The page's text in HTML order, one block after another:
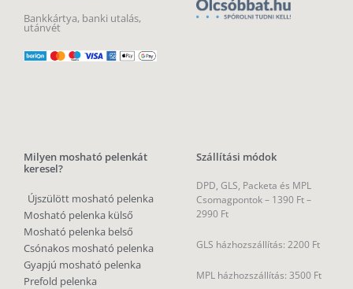
Bankkártya, banki utalás,
utánvét
Milyen mosható pelenkát
keresel?
Újszülött mosható pelenka
Mosható pelenka külső
Mosható pelenka belső
Csónakos mosható pelenka
Gyapjú mosható pelenka
Prefold pelenka
Szállítási módok
DPD, GLS, Packeta és MPL
Csomagpontok – 1390 Ft –
2990 Ft
GLS házhozszállítás: 2200 Ft
MPL házhozszállítás: 3500 Ft